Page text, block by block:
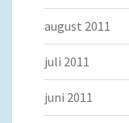
august 2011
juli 2011
juni 2011